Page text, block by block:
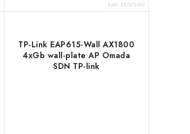
Kód: ER7412-M2
TP-Link EAP615-Wall AX1800
4xGb wall-plate AP Omada
SDN TP-link